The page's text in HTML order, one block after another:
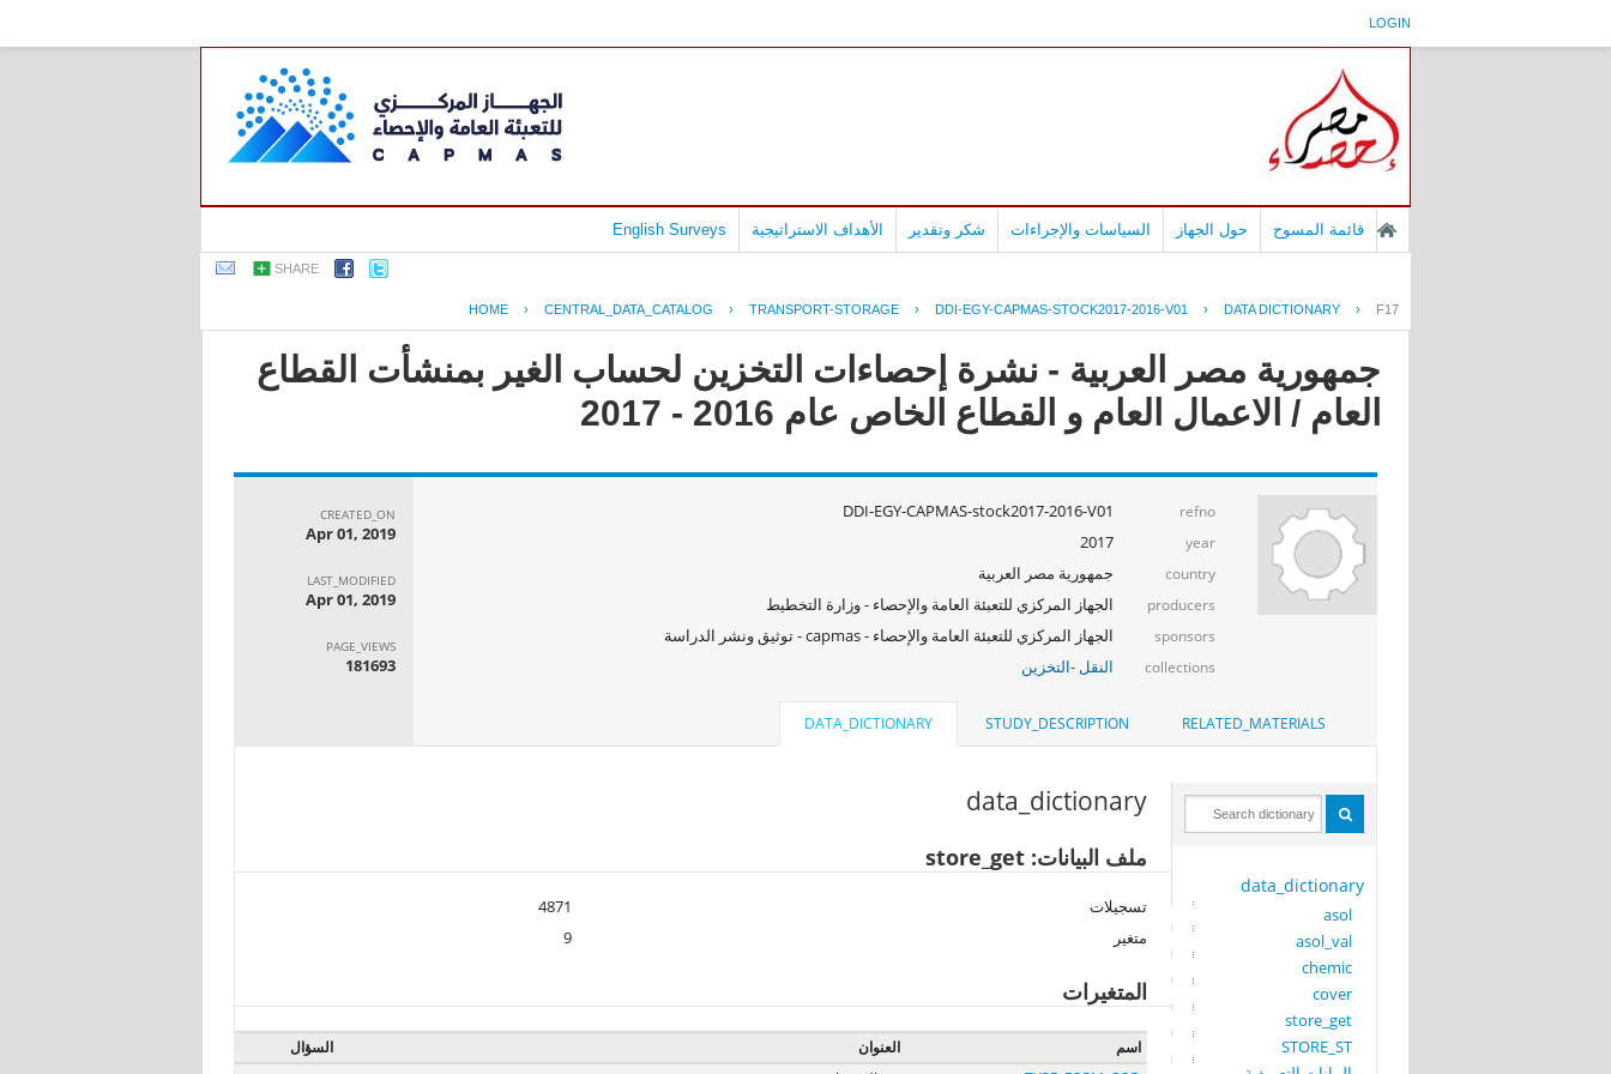
LOGIN
قائمة المسوح حول الجهاز السياسات والإجراءات شكر وتقدير الأهداف الاستراتيجية English Surveys
SHARE
HOME › CENTRAL_DATA_CATALOG › TRANSPORT-STORAGE › DDI-EGY-CAPMAS-STOCK2017-2016-V01 › DATA DICTIONARY › F17
جمهورية مصر العربية - نشرة إحصاءات التخزين لحساب الغير بمنشأت القطاع
العام / الاعمال العام و القطاع الخاص عام 2016 - 2017
refno
DDI-EGY-CAPMAS-stock2017-2016-V01
year
2017
country جمهورية مصر العربية
producers الجهاز المركزي للتعبئة العامة والإحصاء - وزارة التخطيط
sponsors الجهاز المركزي للتعبئة العامة والإحصاء - capmas - توثيق ونشر الدراسة
collections النقل -التخزين
CREATED_ON
Apr 01, 2019
LAST_MODIFIED
Apr 01, 2019
PAGE_VIEWS
181693
RELATED_MATERIALS
STUDY_DESCRIPTION
DATA_DICTIONARY
data_dictionary
asol
asol_val
chemic
cover
store_get
STORE_ST
data_dictionary
ملف البيانات: store_get
تسجيلات
4871
متغير
9
المتغيرات
اسم العنوان
السؤال